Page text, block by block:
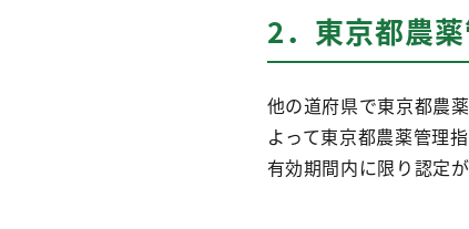
2．東京都農
他の道府県で東京都農
よって東京都農薬管理
有効期間内に限り認定が